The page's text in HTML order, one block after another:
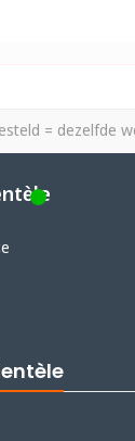
= dezelfde